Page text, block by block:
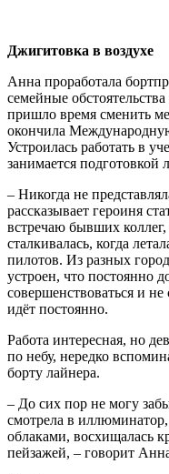
Джигитовка в воздухе
Анна проработала
семейные
пришло время сменить
окончила
Устроилась работать в
занимается подготовкой
– Никогда не
рассказывает героиня
встречаю бывших
сталкивалась, когда
пилотов. Из разных
устроен, что постоянно
совершенствоваться и
идёт постоянно.
Работа интересная, но
по небу, нередко
борту лайнера.
– До сих пор не могу
смотрела в
облаками, восхищалась
пейзажей, – говорит